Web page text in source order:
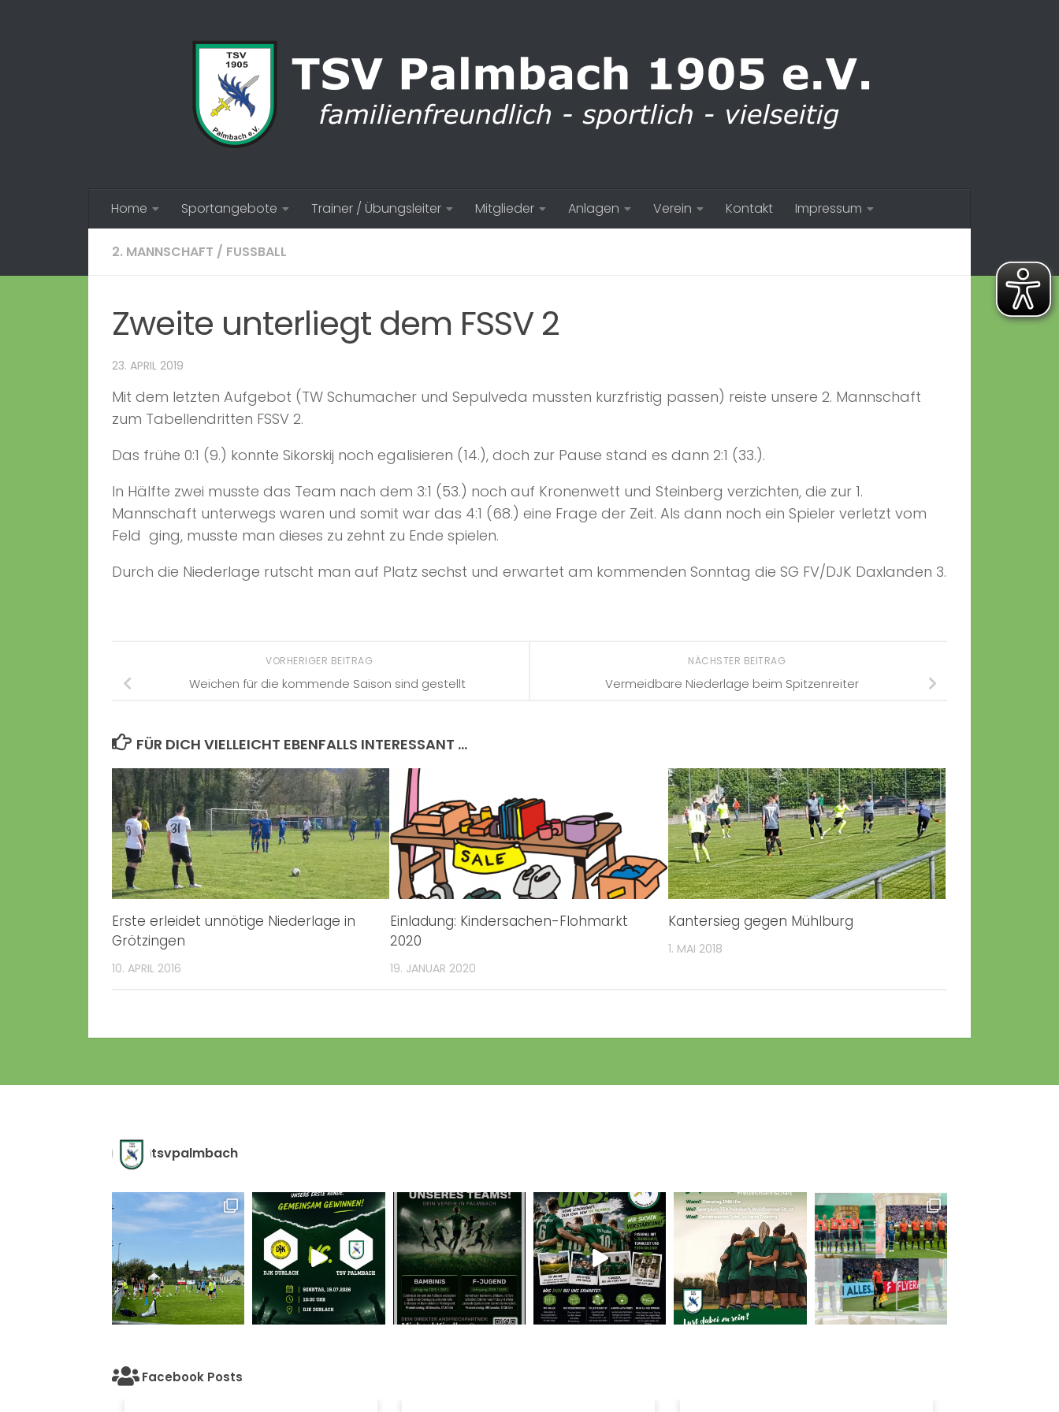
Home Sportangebote Trainer / Übungsleiter Mitglieder Anlagen Verein Kontakt Impressum
2. MANNSCHAFT / FUSSBALL
Zweite unterliegt dem FSSV 2
23. APRIL 2019
Mit dem letzten Aufgebot (TW Schumacher und Sepulveda mussten kurzfristig passen) reiste unsere 2. Mannschaft
zum Tabellendritten FSSV 2.
Das frühe 0:1 (9.) konnte Sikorskij noch egalisieren (14.), doch zur Pause stand es dann 2:1 (33.).
In Hälfte zwei musste das Team nach dem 3:1 (53.) noch auf Kronenwett und Steinberg verzichten, die zur 1.
Mannschaft unterwegs waren und somit war das 4:1 (68.) eine Frage der Zeit. Als dann noch ein Spieler verletzt vom
Feld ging, musste man dieses zu zehnt zu Ende spielen.
Durch die Niederlage rutscht man auf Platz sechst und erwartet am kommenden Sonntag die SG FV/DJK Daxlanden 3.
NÄCHSTER BEITRAG
Vermeidbare Niederlage beim Spitzenreiter
VORHERIGER BEITRAG
Weichen für die kommende Saison sind gestellt
FÜR DICH VIELLEICHT EBENFALLS INTERESSANT …
Erste erleidet unnötige Niederlage in
Grötzingen
10. APRIL 2016
Einladung: Kindersachen-Flohmarkt
2020
19. JANUAR 2020
Kantersieg gegen Mühlburg
1. MAI 2018
tsvpalmbach
Facebook Posts